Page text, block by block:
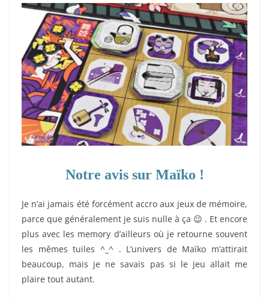
Notre avis sur Maïko !
Je n’ai jamais été forcément accro aux jeux de mémoire,
parce que généralement je suis nulle à ça 😉 . Et encore
plus avec les memory d’ailleurs où je retourne souvent
les mêmes tuiles ^_^ . L’univers de Maïko m’attirait
beaucoup, mais je ne savais pas si le jeu allait me
plaire tout autant.